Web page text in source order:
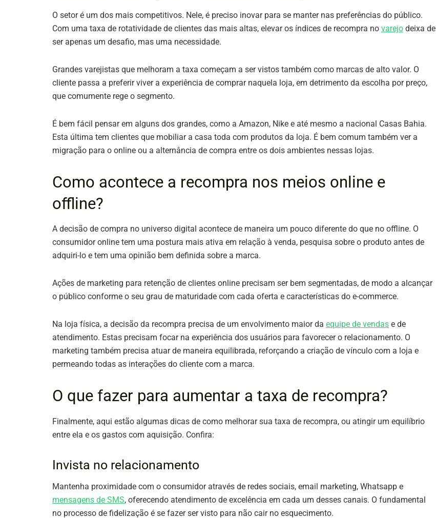
O setor é um dos mais competitivos. Nele, é preciso inovar para se manter nas preferências do público.
Com uma taxa de rotatividade de clientes das mais altas, elevar os índices de recompra no varejo deixa de
ser apenas um desafio, mas uma necessidade.
Grandes varejistas que melhoram a taxa começam a ser vistos também como marcas de alto valor. O
cliente passa a preferir viver a experiência de comprar naquela loja, em detrimento da escolha por preço,
que comumente rege o segmento.
É bem fácil pensar em alguns dos grandes, como a Amazon, Nike e até mesmo a nacional Casas Bahia.
Esta última tem clientes que mobiliar a casa toda com produtos da loja. É bem comum também ver a
migração para o online ou a alternância de compra entre os dois ambientes nessas lojas.
Como acontece a recompra nos meios online e
offline?
A decisão de compra no universo digital acontece de maneira um pouco diferente do que no offline. O
consumidor online tem uma postura mais ativa em relação à venda, pesquisa sobre o produto antes de
adquiri-lo e tem uma opinião bem definida sobre a marca.
Ações de marketing para retenção de clientes online precisam ser bem segmentadas, de modo a alcançar
o público conforme o seu grau de maturidade com cada oferta e características do e-commerce.
Na loja física, a decisão da recompra precisa de um envolvimento maior da equipe de vendas e de
atendimento. Estas precisam focar na experiência dos usuários para favorecer o relacionamento. O
marketing também precisa atuar de maneira equilibrada, reforçando a criação de vínculo com a loja e
permeando todas as interações do cliente com a marca.
O que fazer para aumentar a taxa de recompra?
Finalmente, aqui estão algumas dicas de como melhorar sua taxa de recompra, ou atingir um equilíbrio
entre ela e os gastos com aquisição. Confira:
Invista no relacionamento
Mantenha proximidade com o consumidor através de redes sociais, email marketing, Whatsapp e
mensagens de SMS, oferecendo atendimento de excelência em cada um desses canais. O fundamental
no processo de fidelização é se fazer ser visto para não cair no esquecimento.